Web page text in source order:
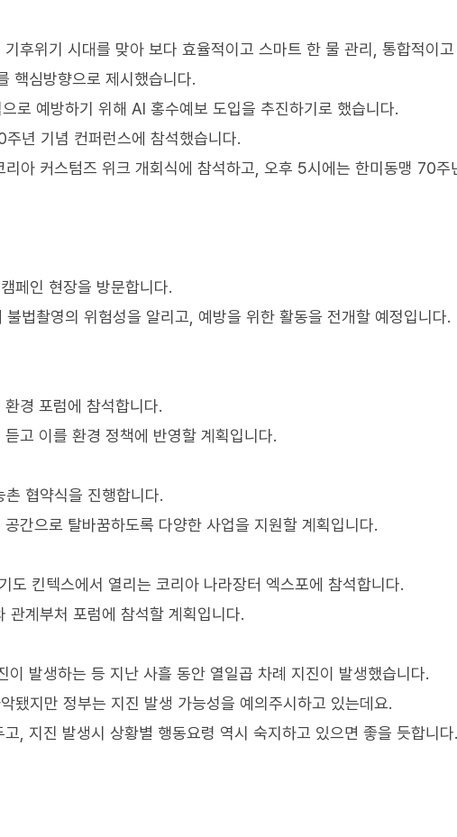
후위기 시대를 맞아 보다 효율적이고 스마트 한 물 관리, 통합적이고
핵심방향으로 제시했습니다.
로 예방하기 위해 AI 홍수예보 도입을 추진하기로 했습니다.
년 기념 컨퍼런스에 참석했습니다.
아 커스텀즈 위크 개회식에 참석하고, 오후 5시에는 한미동맹 70주
페인 현장을 방문합니다.
법촬영의 위험성을 알리고, 예방을 위한 활동을 전개할 예정입니다.
경 포럼에 참석합니다.
고 이를 환경 정책에 반영할 계획입니다.
협약식을 진행합니다.
간으로 탈바꿈하도록 다양한 사업을 지원할 계획입니다.
도 킨텍스에서 열리는 코리아 나라장터 엑스포에 참석합니다.
관계부처 포럼에 참석할 계획입니다.
발생하는 등 지난 사흘 동안 열일곱 차례 지진이 발생했습니다.
됐지만 정부는 지진 발생 가능성을 예의주시하고 있는데요.
, 지진 발생시 상황별 행동요령 역시 숙지하고 있으면 좋을 듯합니다.